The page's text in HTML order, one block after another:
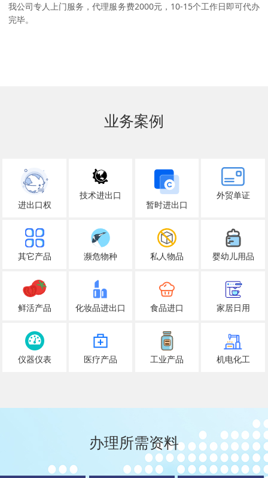
我公司专人上门服务，代理服务费2000元，10-1 5个工作日即可代办
完毕。
业务案例
进出口权
技术进出口
暂时进出口
外贸单证
其它产品 濒危物种 私人物品 婴幼儿用品
鲜活产品 化妆品进出口 食品进口 家居日用
仪器仪表 医疗产品 工业产品 机电化工
办理所需资料